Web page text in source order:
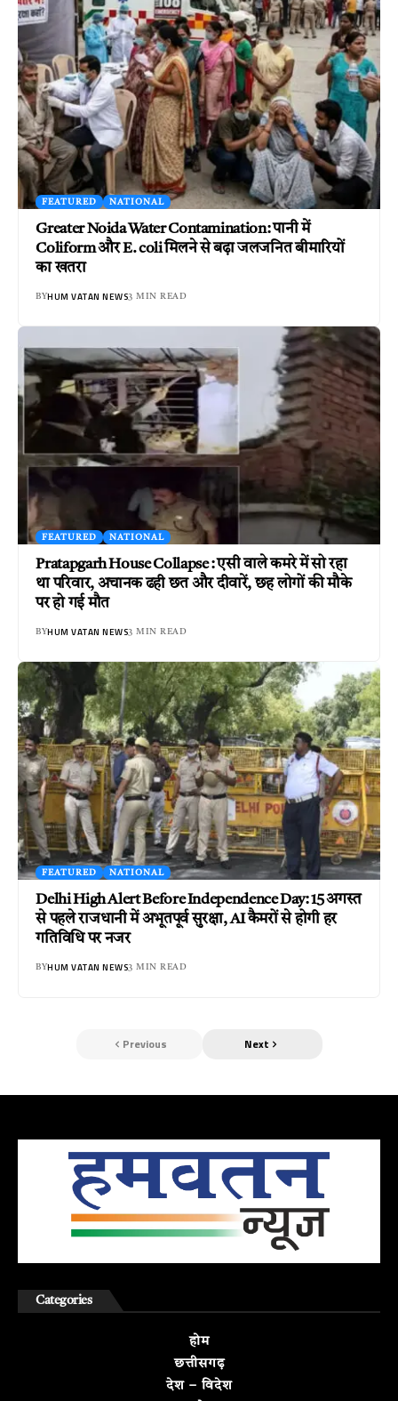
FEATURED NATIONAL
Greater Noida Water Contamination: पानी में
Coliform और E. coli मिलने से बढ़ा जलजनित बीमारियों
का खतरा
BYHUM VATAN NEWS3 MIN READ
FEATURED NATIONAL
Pratapgarh House Collapse : एसी वाले कमरे में सो रहा
था परिवार, अचानक ढही छत और दीवारें, छह लोगों की मौके
पर हो गई मौत
BYHUM VATAN NEWS3 MIN READ
FEATURED NATIONAL
Delhi High Alert Before Independence Day: 15 अगस्त
से पहले राजधानी में अभूतपूर्व सुरक्षा, AI कैमरों से होगी हर
गतिविधि पर नजर
BYHUM VATAN NEWS3 MIN READ
Previous Next
Categories
होम
छत्तीसगढ़
देश – विदेश